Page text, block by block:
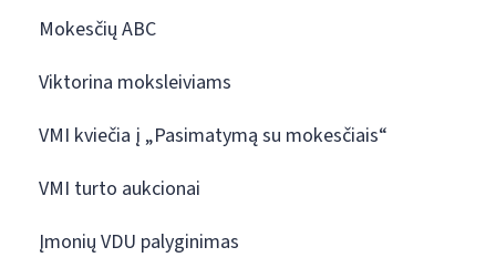
Mokesčių ABC
Viktorina moksleiviams
VMI kviečia į „Pasimatymą su mokesčiais“
VMI turto aukcionai
Įmonių VDU palyginimas